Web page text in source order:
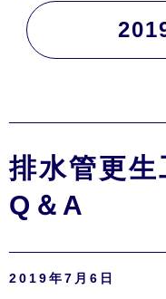
排水管更
Q＆A
2019年7月6日